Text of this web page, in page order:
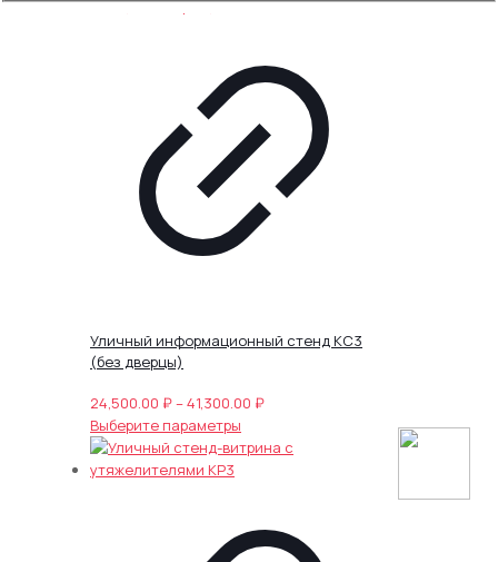
Уличный информационный стенд КС3
(без дверцы)
24,500.00 ₽–41,300.00 ₽Диапазон
24,500.00 ₽
Выберите параметры
товар
Опции
можно